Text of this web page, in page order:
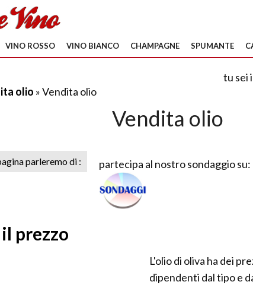
VINO ROSSO VINO BIANCO CHAMPAGNE SPUMANTE
tu sei
olio » Vendita olio
Vendita olio
parleremo di : partecipa al nostro sondaggio su:
prezzo
L'olio di oliva ha dei
dipendenti dal tipo e